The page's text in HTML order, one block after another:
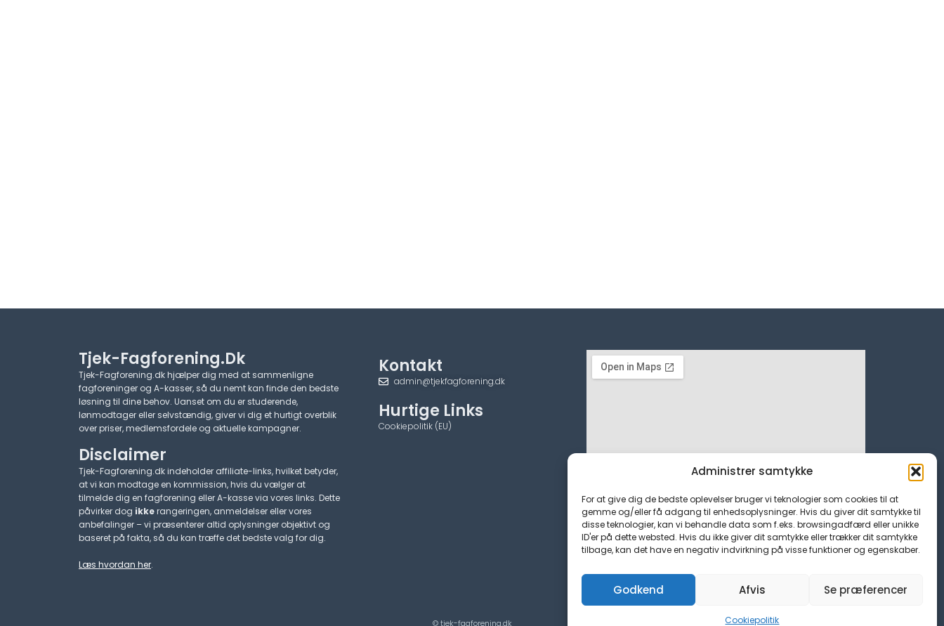
Administrer samtykke
For at give dig de bedste oplevelser bruger vi teknologier som cookies til at
gemme og/eller få adgang til enhedsoplysninger. Hvis du giver dit samtykke til
disse teknologier, kan vi behandle data som f.eks. browsingadfærd eller unikke
ID'er på dette websted. Hvis du ikke giver dit samtykke eller trækker dit samtykke
tilbage, kan det have en negativ indvirkning på visse funktioner og egenskaber.
Godkend Afvis Se præferencer
Cookiepolitik
Tjek-Fagforening.dk
Tjek-Fagforening.dk hjælper dig med at sammenligne
fagforeninger og A-kasser, så du nemt kan finde den bedste
løsning til dine behov. Uanset om du er studerende,
lønmodtager eller selvstændig, giver vi dig et hurtigt overblik
over priser, medlemsfordele og aktuelle kampagner.​
Disclaimer
Tjek-Fagforening.dk indeholder affiliate-links, hvilket betyder,
at vi kan modtage en kommission, hvis du vælger at
tilmelde dig en fagforening eller A-kasse via vores links. Dette
påvirker dog ikkerangeringen, anmeldelser eller vores
anbefalinger – vi præsenterer altid oplysninger objektivt og
baseret på fakta, så du kan træffe det bedste valg for dig.
Læs hvordan her.
Kontakt
admin@tjekfagforening.dk
Hurtige Links
Cookiepolitik (EU)
© tjek-fagforening.dk